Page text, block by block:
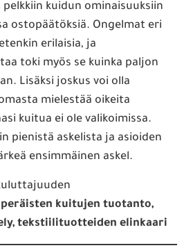
kuidun ominaisuuksiin
ostopäätöksiä. Ongelmat eri
erilaisia, ja
toki myös se kuinka paljon
Lisäksi joskus voi olla
mielestää oikeita
kuitua ei ole valikoimissa.
pienistä askelista ja asioiden
ensimmäinen askel.
kuitujen tuotanto,
tekstiilituotteiden elinkaari